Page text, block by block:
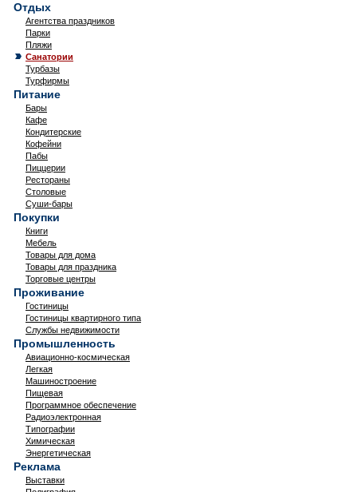
Отдых
Агентства праздников
Парки
Пляжи
Санатории
Турбазы
Турфирмы
Питание
Бары
Кафе
Кондитерские
Кофейни
Пабы
Пиццерии
Рестораны
Столовые
Суши-бары
Покупки
Книги
Мебель
Товары для дома
Товары для праздника
Торговые центры
Проживание
Гостиницы
Гостиницы квартирного типа
Службы недвижимости
Промышленность
Авиационно-космическая
Легкая
Машиностроение
Пищевая
Программное обеспечение
Радиоэлектронная
Типографии
Химическая
Энергетическая
Реклама
Выставки